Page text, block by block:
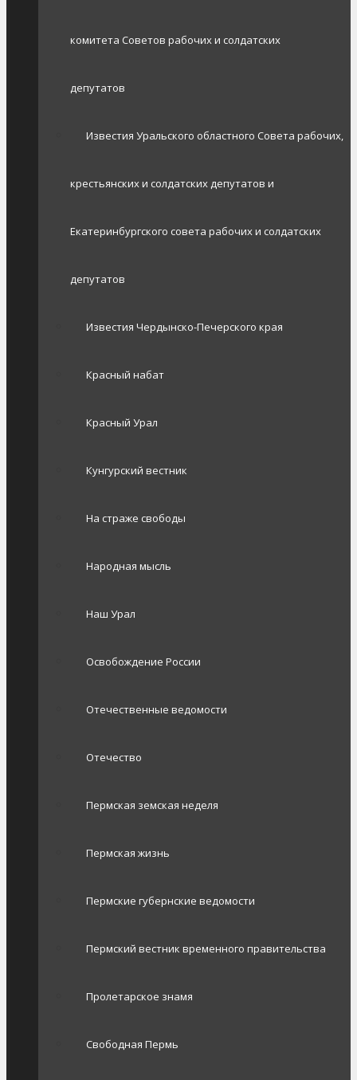
комитета Советов рабочих и солдатских
депутатов
Известия Уральского областного Совета рабочих,
крестьянских и солдатских депутатов и
Екатеринбургского совета рабочих и солдатских
депутатов
Известия Чердынско-Печерского края
Красный набат
Красный Урал
Кунгурский вестник
На страже свободы
Народная мысль
Наш Урал
Освобождение России
Отечественные ведомости
Отечество
Пермская земская неделя
Пермская жизнь
Пермские губернские ведомости
Пермский вестник временного правительства
Пролетарское знамя
Свободная Пермь